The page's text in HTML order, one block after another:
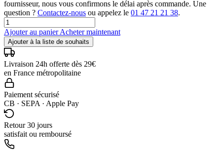
fournisseur, nous vous confirmons le délai après commande. Une
question ? Contactez-nous ou appelez le 01 47 21 21 38.
Ajouter au panierAcheter maintenant
Ajouter à la liste de souhaits
Livraison 24h offerte dès 29€
en France métropolitaine
Paiement sécurisé
CB · SEPA · Apple Pay
Retour 30 jours
satisfait ou remboursé